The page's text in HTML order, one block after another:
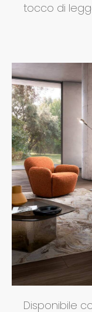
tocco di
Disponibile